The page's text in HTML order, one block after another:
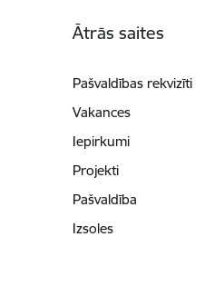
Ātrās saites
Pašvaldības rekvizīti
Vakances
Iepirkumi
Projekti
Pašvaldība
Izsoles